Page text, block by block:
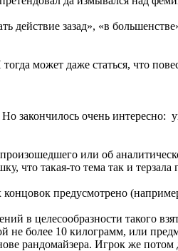
действие зазад», «в
может даже статься, что
закончилось очень интересно:
или об
такая-то тема так и терзала
предусмотрено
в целесообразности такого
более 10 килограмм, или
рандомайзера. Игрок же